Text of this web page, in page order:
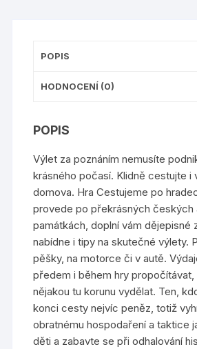
POPIS
HODNOCENÍ (0)
POPIS
Výlet za poznáním nemusíte
krásného počasí. Klidně cestujte i
domova. Hra Cestujeme po
provede po překrásných českých
památkách, doplní vám dějepisné
nabídne i tipy na skutečné výlety.
pěšky, na motorce či v autě.
předem i během hry propočítávat,
nějakou tu korunu vydělat. Ten,
konci cesty nejvíc peněz, totiž
obratnému hospodaření a taktice
děti a zabavte se při odhalování